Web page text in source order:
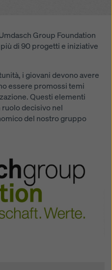
Group Foundation
di 90 progetti e iniziative
i giovani devono avere
essere promossi temi
Questi elementi
decisivo nel
del nostro gruppo
cookie in fondo a questo
di controllo
il vostro consenso in
suimpostazioni cookie
sui nostri cookie
privacy. Vi offriamo
i vostri cookie